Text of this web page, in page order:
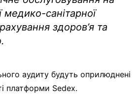
медико-санітарної
здоров’я та
аудиту будуть оприлюднені
платформи Sedex.